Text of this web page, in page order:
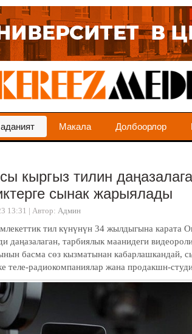
Макала Долбоорлор
кыргыз тилин
сынак жарыялады
13:31 | Автор: Админ
тил күнүнүн 34 жылдыгына
даңазалаган, тарбиялык маанидеги
басма сөз кызматынан кабарлашкандай,
теле-радиокомпаниялар жана продакшн-